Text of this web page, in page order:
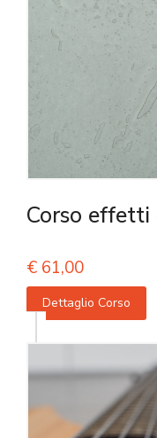
Corso
€ 61,00
Dettaglio Corso